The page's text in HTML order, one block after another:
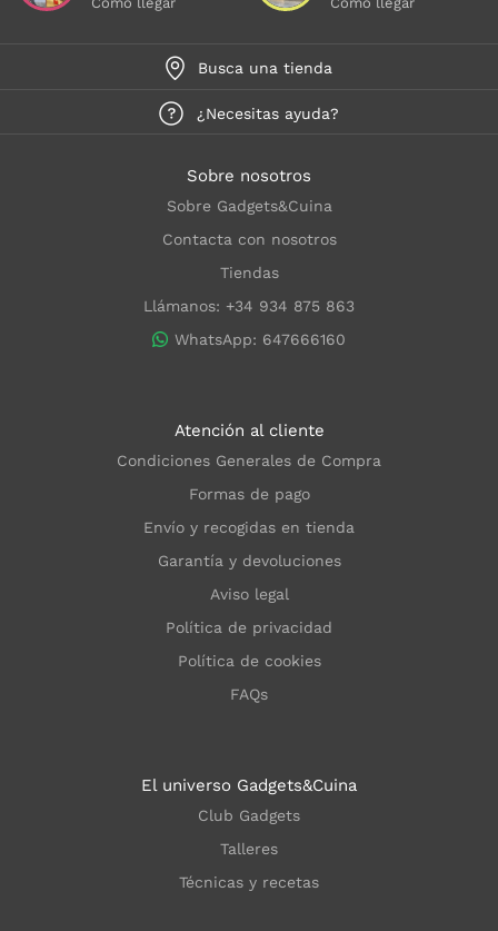
Busca una tienda
¿Necesitas ayuda?
Sobre nosotros
Sobre Gadgets&Cuina
Contacta con nosotros
Tiendas
Llámanos: +34 934 875 863
WhatsApp: 647666160
Atención al cliente
Condiciones Generales de Compra
Formas de pago
Envío y recogidas en tienda
Garantía y devoluciones
Aviso legal
Política de privacidad
Política de cookies
FAQs
El universo Gadgets&Cuina
Club Gadgets
Talleres
Técnicas y recetas